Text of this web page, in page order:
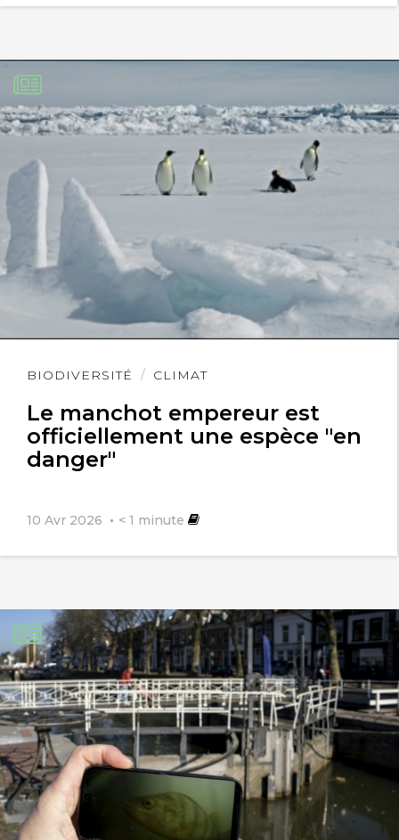
BIODIVERSITÉ CLIMAT
Le manchot empereur est
officiellement une espèce "en
danger"
10 Avr 2026 < 1 minute
Lire